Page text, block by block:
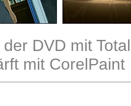
DVD mit
mit CorelPaint